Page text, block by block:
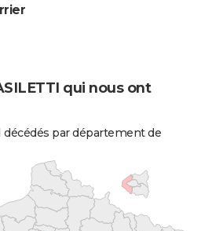
qui nous ont
décédés par département de